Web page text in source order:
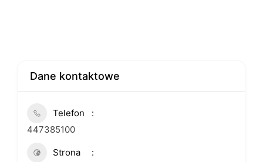
Dane kontaktowe
Telefon
447385100
Strona